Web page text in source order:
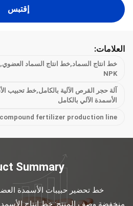
إقتبس
العلامات:
خط انتاج السماد,خط انتاج السماد
NPK
آلة حجر القرص الآلية بالكامل,خط تحبيب
الأسمدة الآلي بالكامل
fertilizer production line
Summary